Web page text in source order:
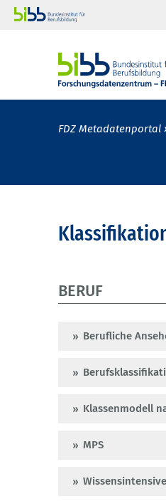
FDZ Metadatenportal
BERUF
Berufliche
Klassenmodell
MPS